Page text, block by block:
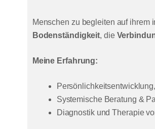
Menschen zu begleiten auf ihrem
Bodenständigkeit, die
Meine Erfahrung:
Systemische Beratung &
Diagnostik und Therapie